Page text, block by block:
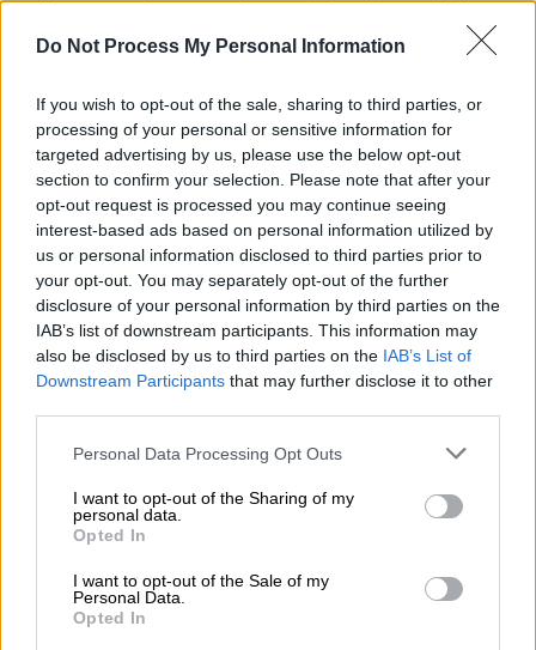
Do Not Process My Personal Information
If you wish to opt-out of the sale, sharing to third parties, or
processing of your personal or sensitive information for
targeted advertising by us, please use the below opt-out
section to confirm your selection. Please note that after your
opt-out request is processed you may continue seeing
interest-based ads based on personal information utilized by
us or personal information disclosed to third parties prior to
your opt-out. You may separately opt-out of the further
disclosure of your personal information by third parties on the
IAB’s list of downstream participants. This information may
also be disclosed by us to third parties on the IAB’s List of
Downstream Participants that may further disclose it to other
Please note that this website/app uses one or more Google
not limited to your visit or usage behaviour. You may click to
grant or deny consent to Google and its third-party tags to
use your data for below specified purposes in below Google
consent section.
Personal Data Processing Opt Outs
I want to opt-out of the Sharing of my
personal data.
Opted In
I want to opt-out of the Sale of my
Personal Data.
Opted In
Το ΤΕΕ σημειώνει πως
απαιτείται πλήρης
τεχνική τεκμηρίωση,δεδομένου ότι η
απόφαση που θα ληφθεί αφορά μια
μακροχρόνια αστική επιλογήπου θα
καθορίσει τη λειτουργία, την ανάπτυξη και
τη σχέση της πόλης με το παραλιακό της
μέτωπογια τις επόμενες δεκαετίες, όπως
επισημαίνεται στην επιστολή.